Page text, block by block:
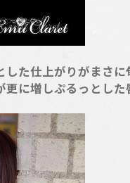
した仕上がりがまさ
更に増しぷるっとし